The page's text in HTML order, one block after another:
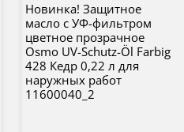
Новинка! Защитное
масло с УФ-фильтром
цветное прозрачное
Osmo UV-Schutz-Öl Farbig
428 Кедр 0,22 л для
наружных работ
11600040_2